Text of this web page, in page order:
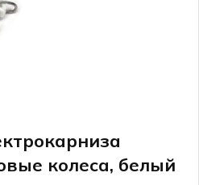
колеса, белый